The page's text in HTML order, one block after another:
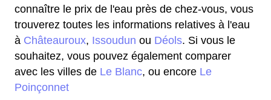
connaître le prix de l'eau près de chez-vous, vous
trouverez toutes les informations relatives à l'eau
à Châteauroux, Issoudun ou Déols. Si vous le
souhaitez, vous pouvez également comparer
avec les villes de Le Blanc, ou encore Le
Poinçonnet